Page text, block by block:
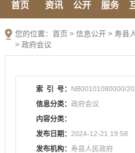
首页 资讯 公开 服务
您的位置： 首页 > 信息公开 > 寿县
> 政府会议
索 引 号： NB00101080000/
信息分类： 政府会议
内容分类：
发布日期： 2024-12-21 19:58
发布机构： 寿县人民政府